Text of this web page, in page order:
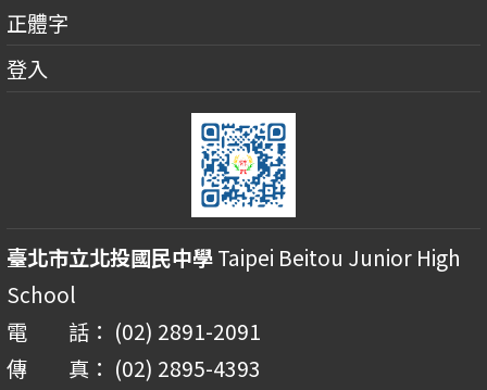
正體字
登入
臺北市立北投國民中學Taipei Beitou Junior High
School
電 話： (02) 2891-2091
傳 真： (02) 2895-4393